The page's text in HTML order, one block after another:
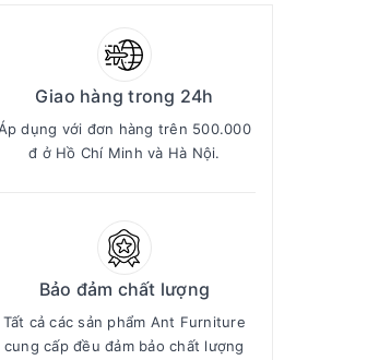
Giao hàng trong 24h
dụng với đơn hàng trên 500.000
đ ở Hồ Chí Minh và Hà Nội.
Bảo đảm chất lượng
Tất cả các sản phẩm Ant Furniture
cung cấp đều đảm bảo chất lượng